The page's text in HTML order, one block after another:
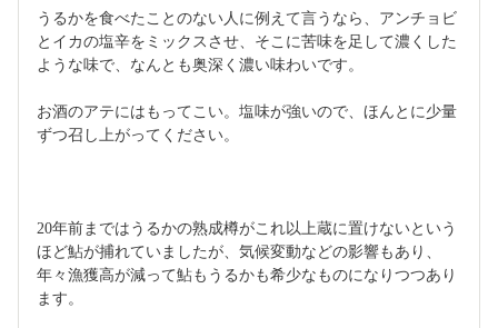
うるかを食べたことのない人に例えて言うなら、アンチョビ
とイカの塩辛をミックスさせ、そこに苦味を足して濃くした
ような味で、なんとも奥深く濃い味わいです。
お酒のアテにはもってこい。塩味が強いので、ほんとに少量
ずつ召し上がってください。
20年前まではうるかの熟成樽がこれ以上蔵に置けないという
ほど鮎が捕れていましたが、気候変動などの影響もあり、
年々漁獲高が減って鮎もうるかも希少なものになりつつあり
ます。